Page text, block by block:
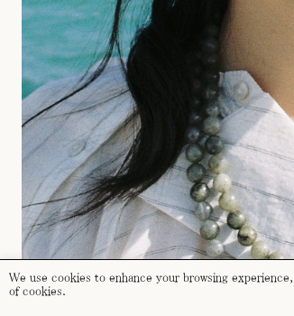
We use cookies to enhance your browsing
of cookies.